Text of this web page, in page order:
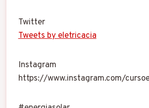
Twitter
Tweets by eletricacia
Instagram
https://www.instagram.com/